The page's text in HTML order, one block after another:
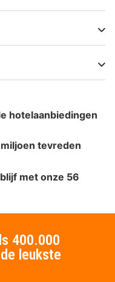
hotelaanbiedingen
tevreden
met onze 56
400.000
leukste